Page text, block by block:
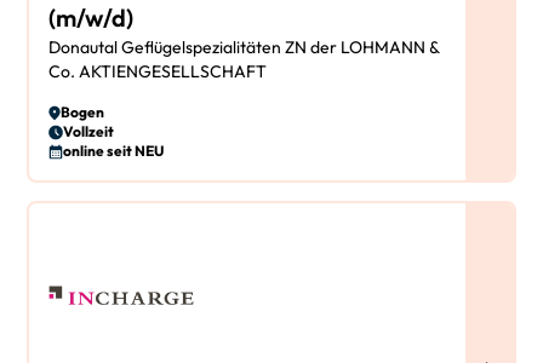
(m/w/d)
Donautal Geflügelspezialitäten ZN der LOHMANN &
Co. AKTIENGESELLSCHAFT
Bogen
Vollzeit
online seit NEU